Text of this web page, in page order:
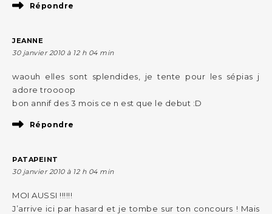
Répondre
JEANNE
30 janvier 2010 à 12 h 04 min
waouh elles sont splendides, je tente pour les sépias j
adore troooop
bon annif des 3 mois ce n est que le debut :D
Répondre
PATAPEINT
30 janvier 2010 à 12 h 04 min
MOI AUSSI !!!!!!
J’arrive ici par hasard et je tombe sur ton concours ! Mais